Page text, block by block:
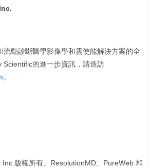
動診斷醫學影像學和雲使能解決方案的全
Scientific的進一步資訊，請造訪
。
版權所有。ResolutionMD、PureWeb 和